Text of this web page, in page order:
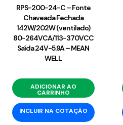
RPS-200-24-C – Fonte
Chaveada Fechada
142W/202W (ventilado)
80-264VCA/113-370VCC
Saída 24V-5.9A – MEAN
WELL
ADICIONAR AO
CARRINHO
INCLUIR NA COTAÇÃO